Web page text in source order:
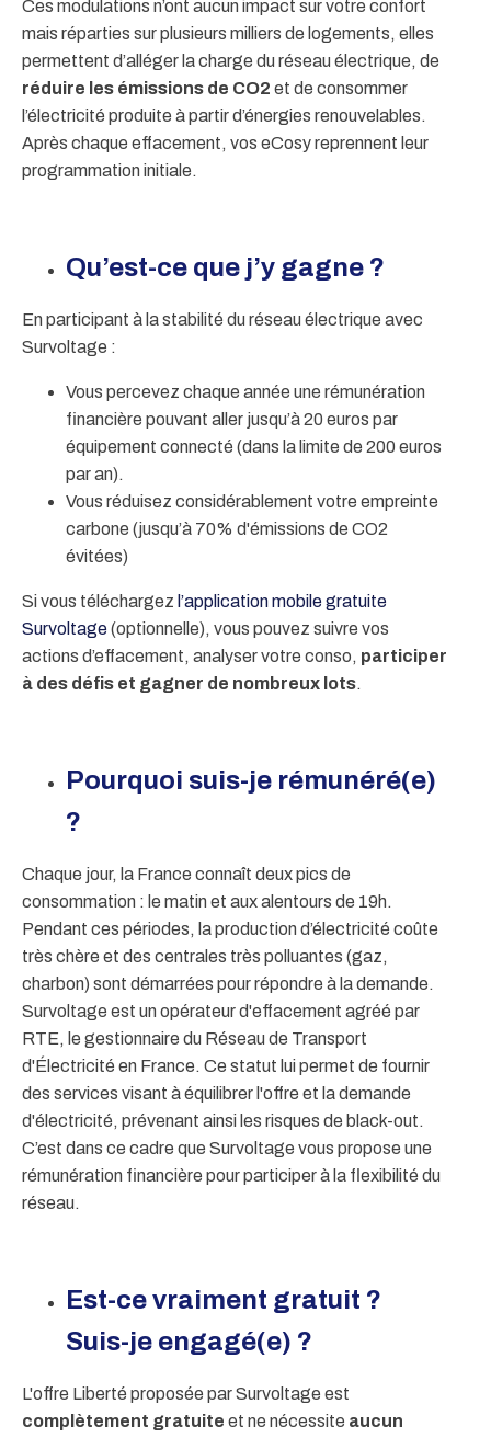
Ces modulations n’ont aucun impact sur votre confort
mais réparties sur plusieurs milliers de logements, elles
permettent d’alléger la charge du réseau électrique, de
réduire les émissions de CO2 et de consommer
l’électricité produite à partir d’énergies renouvelables.
Après chaque effacement, vos eCosy reprennent leur
programmation initiale.
Qu’est-ce que j’y gagne ?
En participant à la stabilité du réseau électrique avec
Survoltage :
Vous percevez chaque année une rémunération
financière pouvant aller jusqu’à 20 euros par
équipement connecté (dans la limite de 200 euros
par an).
Vous réduisez considérablement votre empreinte
carbone (jusqu’à 70% d'émissions de CO2
évitées)
Si vous téléchargez l’application mobile gratuite
Survoltage(optionnelle), vous pouvez suivre vos
actions d’effacement, analyser votre conso, participer
à des défis et gagner de nombreux lots.
Pourquoi suis-je rémunéré(e)
?
Chaque jour, la France connaît deux pics de
consommation : le matin et aux alentours de 19h.
Pendant ces périodes, la production d’électricité coûte
très chère et des centrales très polluantes (gaz,
charbon) sont démarrées pour répondre à la demande.
Survoltage est un opérateur d'effacement agréé par
RTE, le gestionnaire du Réseau de Transport
d'Électricité en France. Ce statut lui permet de fournir
des services visant à équilibrer l'offre et la demande
d'électricité, prévenant ainsi les risques de black-out.
C’est dans ce cadre que Survoltage vous propose une
rémunération financière pour participer à la flexibilité du
réseau.
Est-ce vraiment gratuit ?
Suis-je engagé(e) ?
L'offre Liberté proposée par Survoltage est
complètement gratuite et ne nécessite aucun